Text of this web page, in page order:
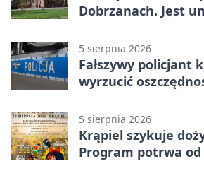
Dobrzanach. Jest
5 sierpnia 2026
Fałszywy policjant
wyrzucić
5 sierpnia 2026
Krąpiel szykuje
Program potrwa